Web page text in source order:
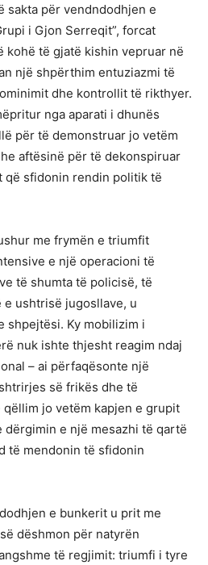
sakta për vendndodhjen e
i Gjon Serreqit”, forcat
kohë të gjatë kishin vepruar në
një shpërthim entuziazmi të
dhe kontrollit të rikthyer.
nga aparati i dhunës
për të demonstruar jo vetëm
aftësinë për të dekonspiruar
që sfidonin rendin politik të
me frymën e triumfit
e një operacioni të
të shumta të policisë, të
ushtrisë jugosllave, u
shpejtësi. Ky mobilizim i
nuk ishte thjesht reagim ndaj
– ai përfaqësonte një
së frikës dhe të
jo vetëm kapjen e grupit
e një mesazhi të qartë
të mendonin të sfidonin
e bunkerit u prit me
dëshmon për natyrën
të regjimit: triumfi i tyre